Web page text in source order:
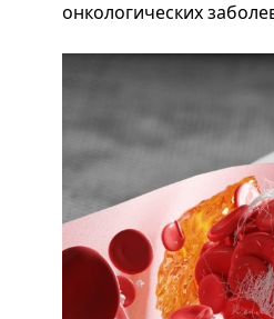
онкологических